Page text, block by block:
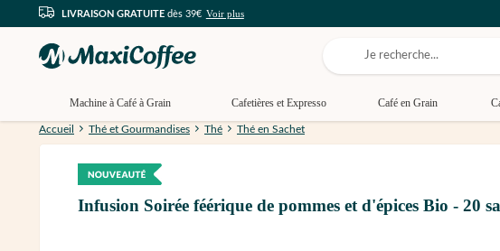
LIVRAISON GRATUITE dès 39€ Voir plus
Machine à Café à Grain Cafetières et Expresso Café en Grain
Accueil Thé et Gourmandises Thé Thé en Sachet
Infusion Soirée féérique de pommes et d'épices Bio - 20